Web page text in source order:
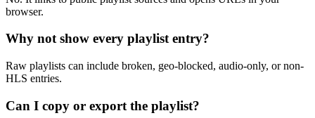
browser.
Why not show every playlist entry?
Raw playlists can include broken, geo-blocked, audio-only, or non-
HLS entries.
Can I copy or export the playlist?